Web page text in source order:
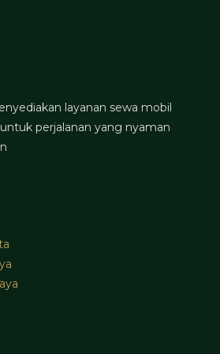
layanan sewa mobil
perjalanan yang nyaman